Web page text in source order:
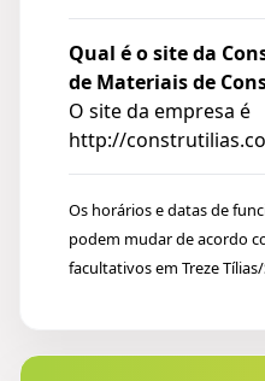
Qual é o site da
de Materiais de
O site da empresa é
http://
Os horários e datas de
podem mudar de acordo
facultativos em Treze Tílias/